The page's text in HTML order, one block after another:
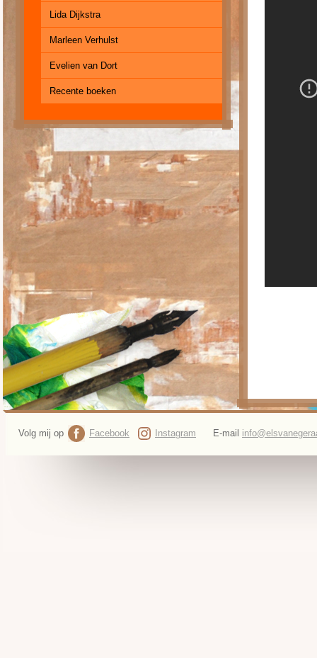
Lida Dijkstra
Marleen Verhulst
Evelien van Dort
Recente boeken
Volg mij op Facebook Instagram E-mail